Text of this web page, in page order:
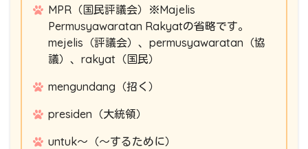
MPR（国民評議会）※Majelis
Permusyawaratan Rakyatの省略です。
mejelis（評議会）、permusyawaratan（協
議）、rakyat（国民）
mengundang（招く）
presiden（大統領）
untuk～（～するために）